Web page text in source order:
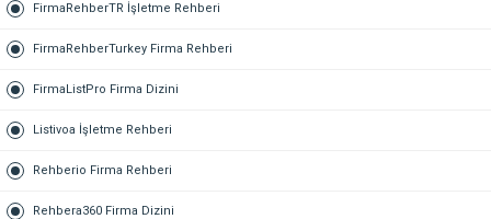
FirmaRehberTR İşletme Rehberi
FirmaRehberTurkey Firma Rehberi
FirmaListPro Firma Dizini
Listivoa İşletme Rehberi
Rehberio Firma Rehberi
Rehbera360 Firma Dizini